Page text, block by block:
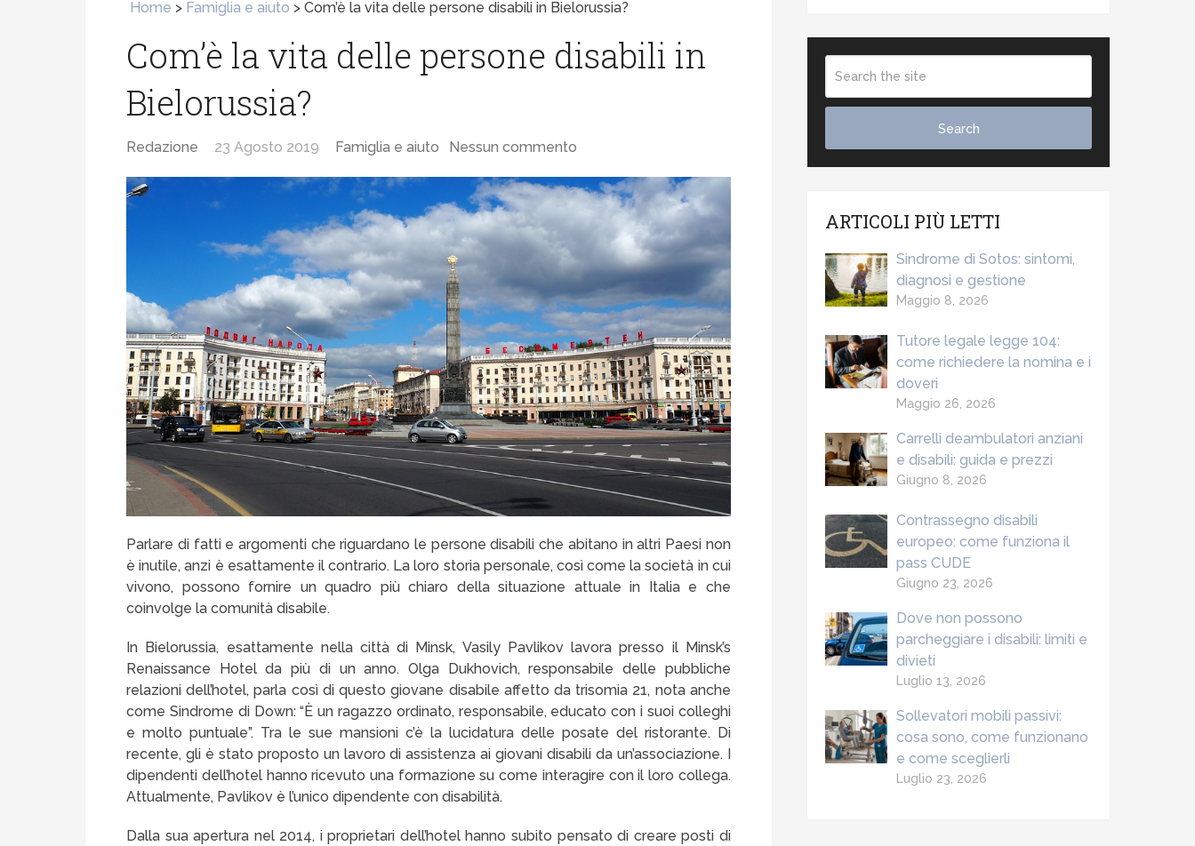
Home > Famiglia e aiuto >Com’è la vita delle persone disabili in Bielorussia?
Com’è la vita delle persone disabili in
Bielorussia?
Redazione 23 Agosto 2019 Famiglia e aiuto Nessun commento
Parlare di fatti e argomenti che riguardano le persone disabili che abitano in altri Paesi non
è inutile, anzi è esattamente il contrario. La loro storia personale, così come la società in cui
vivono, possono fornire un quadro più chiaro della situazione attuale in Italia e che
coinvolge la comunità disabile.
In Bielorussia, esattamente nella città di Minsk, Vasily Pavlikov lavora presso il Minsk’s
Renaissance Hotel da più di un anno. Olga Dukhovich, responsabile delle pubbliche
relazioni dell’hotel, parla così di questo giovane disabile affetto da trisomia 21, nota anche
come Sindrome di Down: “È un ragazzo ordinato, responsabile, educato con i suoi colleghi
e molto puntuale”. Tra le sue mansioni c’è la lucidatura delle posate del ristorante. Di
recente, gli è stato proposto un lavoro di assistenza ai giovani disabili da un’associazione. I
dipendenti dell’hotel hanno ricevuto una formazione su come interagire con il loro collega.
Attualmente, Pavlikov è l’unico dipendente con disabilità.
Dalla sua apertura nel 2014, i proprietari dell’hotel hanno subito pensato di creare posti di
ARTICOLI PIÙ LETTI
Sindrome di Sotos: sintomi,
diagnosi e gestione
Maggio 8, 2026
Tutore legale legge 104:
come richiedere la nomina e i
doveri
Maggio 26, 2026
Carrelli deambulatori anziani
e disabili: guida e prezzi
Giugno 8, 2026
Contrassegno disabili
europeo: come funziona il
pass CUDE
Giugno 23, 2026
Dove non possono
parcheggiare i disabili: limiti e
divieti
Luglio 13, 2026
Sollevatori mobili passivi:
cosa sono, come funzionano
e come sceglierli
Luglio 23, 2026